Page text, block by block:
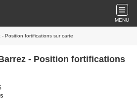
MENU
Position fortifications sur carte
- Position fortifications